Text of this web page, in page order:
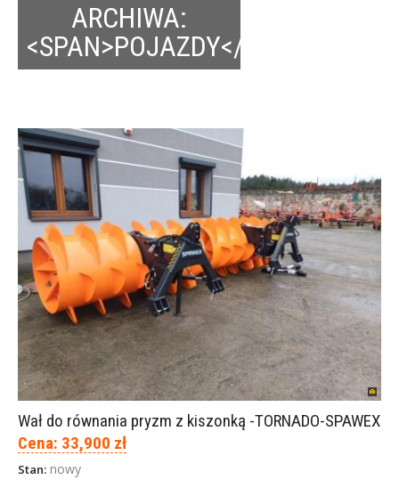
ARCHIWA:
<SPAN>POJAZDY</SPAN>
Wał do równania pryzm z kiszonką -TORNADO-SPAWEX
Cena: 33,900 zł
Stan: nowy